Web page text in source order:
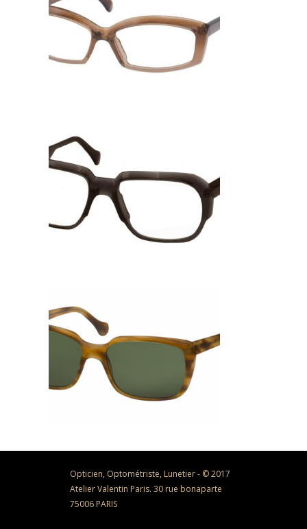
Opticien, Optométriste, Lunetier - © 2017
Atelier Valentin Paris. 30 rue bonaparte
75006 PARIS